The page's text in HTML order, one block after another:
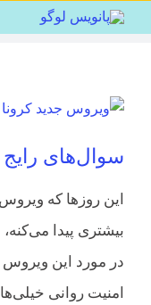
to
سوال‌های رایج
این روزها که
بیشتری پیدا
در مورد این
امنیت روانی